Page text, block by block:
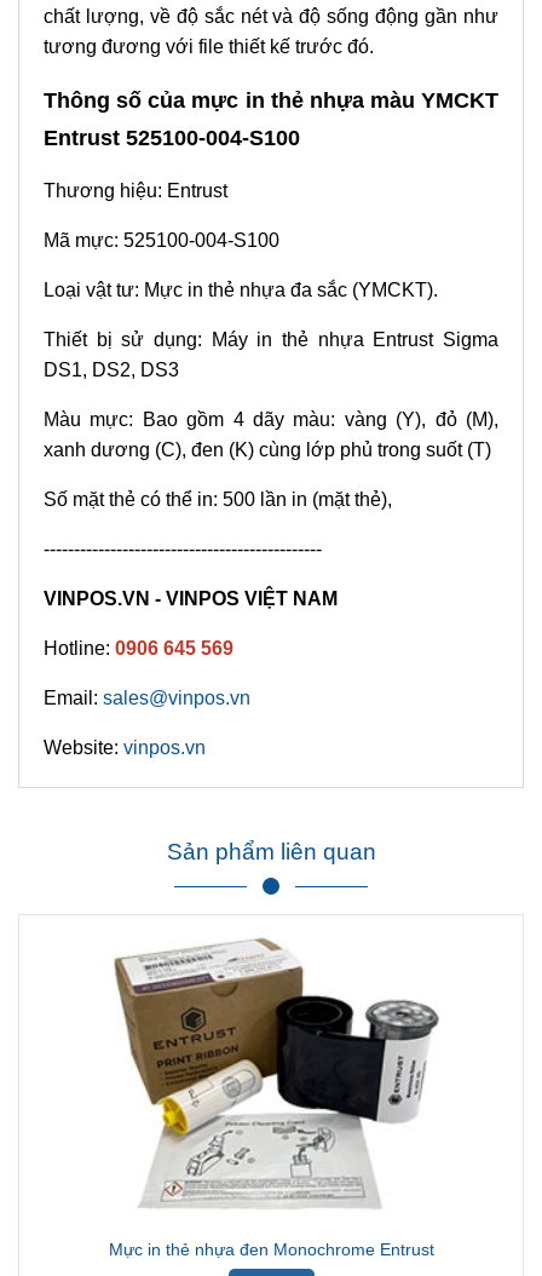
chất lượng, về độ sắc nét và độ sống động gần như
tương đương với file thiết kế trước đó.
Thông số của mực in thẻ nhựa màu YMCKT
Entrust 525100-004-S100
Thương hiệu: Entrust
Mã mực: 525100-004-S100
Loại vật tư: Mực in thẻ nhựa đa sắc (YMCKT).
Thiết bị sử dụng: Máy in thẻ nhựa Entrust Sigma
DS1, DS2, DS3
Màu mực: Bao gồm 4 dãy màu: vàng (Y), đỏ (M),
xanh dương (C), đen (K) cùng lớp phủ trong suốt (T)
Số mặt thẻ có thể in: 500 lần in (mặt thẻ),
----------------------------------------------
VINPOS.VN - VINPOS VIỆT NAM
Hotline: 0906 645 569
Email: sales@vinpos.vn
Website: vinpos.vn
Sản phẩm liên quan
Mực in thẻ nhựa đen Monochrome Entrust